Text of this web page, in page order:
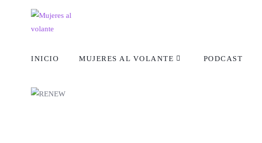
INICIO MUJERES AL VOLANTE PODCAST